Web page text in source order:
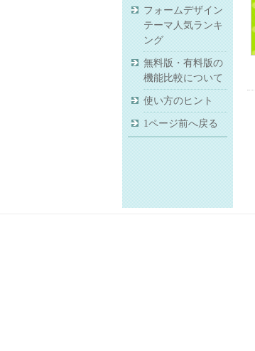
フォームデザイン
テーマ人気ランキ
ング
無料版・有料版の
機能比較について
使い方のヒント
1ページ前へ戻る